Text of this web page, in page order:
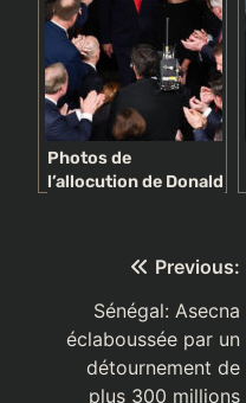
Photos de
l’allocution de Donald
Navigation
l’article
Previous:
Sénégal: Asecna
éclaboussée par un
détournement de
plus 300 millions